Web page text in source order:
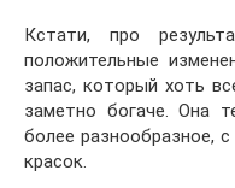
Кстати, про
положительные
запас, который хоть
заметно богаче. Она
более разнообразное,
красок.